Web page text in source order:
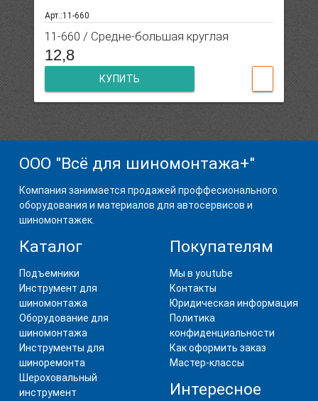
Арт.:11-660
11-660 / Средне-большая круглая
12,8
КУПИТЬ
ООО "Всё для шиномонтажа+"
Компания занимается продажей проффесионального
оборудования и материалов для автосервисов и
шиномонтажек.
Каталог
Подъемники
Инструмент для
шиномонтажа
Оборудование для
шиномонтажа
Инструменты для
шиноремонта
Шероховальный
инструмент
Покупателям
Мы в youtube
Контакты
Юридическая информация
Политика
конфиденциальности
Как оформить заказ
Мастер-классы
Интересное